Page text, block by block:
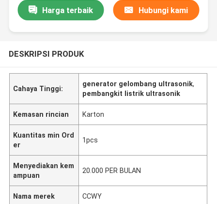
Harga terbaik Hubungi kami
DESKRIPSI PRODUK
Cahaya Tinggi:
generator gelombang ultrasonik,
pembangkit listrik ultrasonik
Kemasan rincian Karton
Kuantitas min Ord
er
1pcs
Menyediakan kem
ampuan
20.000 PER BULAN
Nama merek CCWY